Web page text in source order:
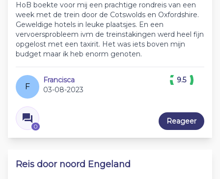
HoB boekte voor mij een prachtige rondreis van een
week met de trein door de Cotswolds en Oxfordshire.
Geweldige hotels in leuke plaatsjes. En een
vervoersprobleem ivm de treinstakingen werd heel fijn
opgelost met een taxirit. Het was iets boven mijn
budget maar ik heb enorm genoten.
F
Francisca
03-08-2023
0
9.5
Reageer
Reis door noord Engeland